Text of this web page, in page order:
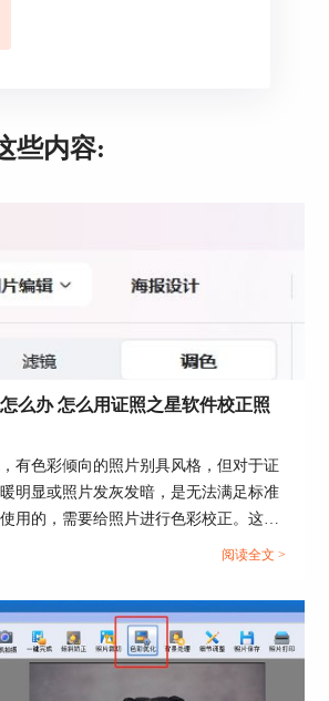
以根据需要选择所需的背景颜
图5：抠图后
修改结束后，直接单击“照片保
打开文件查看保存后的照片即
些内容:
么办 怎么用证照之星软件校正照
有色彩倾向的照片别具风格，但对于证
明显或照片发灰发暗，是无法满足标准
用的，需要给照片进行色彩校正。这篇
照颜色偏色怎么办，怎么用证照之星软
阅读全文 >